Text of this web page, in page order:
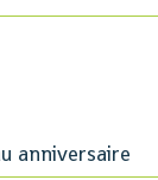
anniversaire